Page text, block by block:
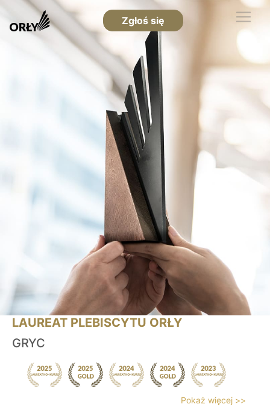
Zgłoś się
LAUREAT PLEBISCYTU ORŁY
GRYC
Pokaż więcej >>